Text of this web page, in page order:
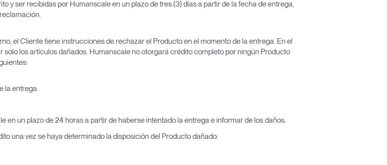
y ser recibidas por Humanscale en un plazo de tres (3) días a partir de la fecha de entrega,
el Cliente tiene instrucciones de rechazar el Producto en el momento de la entrega. En el
los artículos dañados. Humanscale no otorgará crédito completo por ningún Producto
la entrega.
un plazo de 24 horas a partir de haberse intentado la entrega e informar de los daños.
una vez se haya determinado la disposición del Producto dañado.